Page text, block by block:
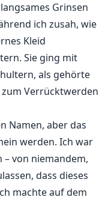
Grinsen
ich zusah, wie
Kleid
Sie ging mit
als gehörte
Verrücktwerden
Namen, aber das
werden. Ich war
von niemandem,
dass dieses
machte auf dem